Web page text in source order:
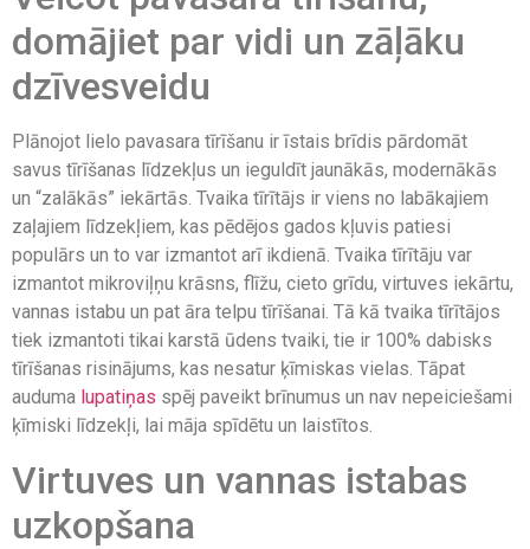
domājiet par vidi un zāļāku
dzīvesveidu
Plānojot lielo pavasara tīrīšanu ir īstais brīdis pārdomāt
savus tīrīšanas līdzekļus un ieguldīt jaunākās, modernākās
un “zalākās” iekārtās. Tvaika tīrītājs ir viens no labākajiem
zaļajiem līdzekļiem, kas pēdējos gados kļuvis patiesi
populārs un to var izmantot arī ikdienā. Tvaika tīrītāju var
izmantot mikroviļņu krāsns, flīžu, cieto grīdu, virtuves iekārtu,
vannas istabu un pat āra telpu tīrīšanai. Tā kā tvaika tīrītājos
tiek izmantoti tikai karstā ūdens tvaiki, tie ir 100% dabisks
tīrīšanas risinājums, kas nesatur ķīmiskas vielas. Tāpat
auduma lupatiņas spēj paveikt brīnumus un nav nepeiciešami
ķīmiski līdzekļi, lai māja spīdētu un laistītos.
Virtuves un vannas istabas
uzkopšana